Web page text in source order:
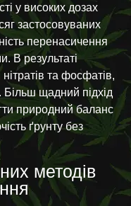
у високих дозах
застосовуваних
перенасичення
В результаті
та фосфатів,
щадний підхід
природний баланс
ґрунту без
методів